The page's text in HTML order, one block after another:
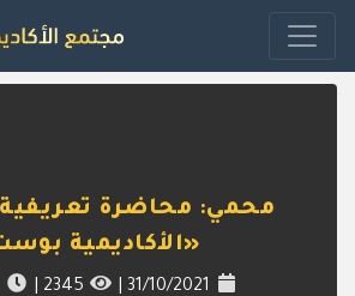
محمي: محاضرة
«الأكاديمية
31/10/2021